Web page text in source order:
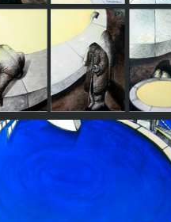
Tango marginal II